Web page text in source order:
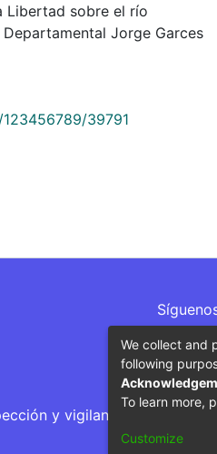
Libertad sobre el río
Jorge Garces
39791
y vigilancia por parte
We collect and
following
To learn more,
Customize